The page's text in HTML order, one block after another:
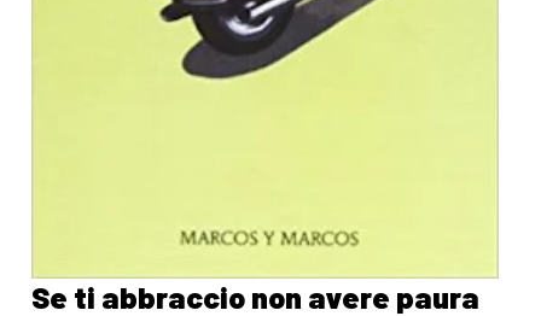
Se ti abbraccio non avere paura